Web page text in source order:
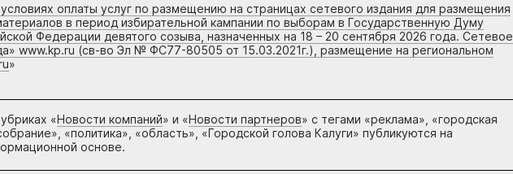
оплаты услуг по размещению на страницах сетевого издания для размещения
в период избирательной кампании по выборам в Государственную Думу
Федерации девятого созыва, назначенных на 18 – 20 сентября 2026 года. Сетевое
www.kp.ru (св-во Эл № ФС77-80505 от 15.03.2021г.), размещение на региональном
»
«Новости компаний» и «Новости партнеров» с тегами «реклама», «городская
«политика», «область», «Городской голова Калуги» публикуются на
основе.